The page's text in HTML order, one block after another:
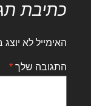
כתיבת
האימייל לא
התגובה שלך *